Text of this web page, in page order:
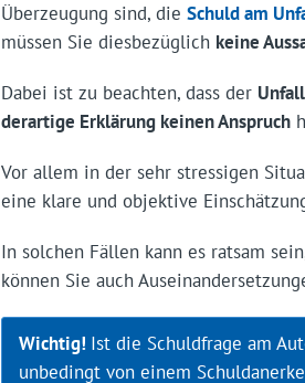
Überzeugung sind, die Schuld am
müssen Sie diesbezüglich keine
Dabei ist zu beachten, dass der
derartige Erklärung keinen Anspruch
Vor allem in der sehr stressigen
eine klare und objektive
In solchen Fällen kann es ratsam
können Sie auch
Wichtig! Ist die Schuldfrage am
unbedingt von einem